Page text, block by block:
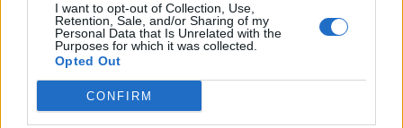
I want to opt-out of Collection, Use,
Retention, Sale, and/or Sharing of my
Personal Data that Is Unrelated with the
Purposes for which it was collected.
Opted Out
CONFIRM
Redaccio
Periodistes